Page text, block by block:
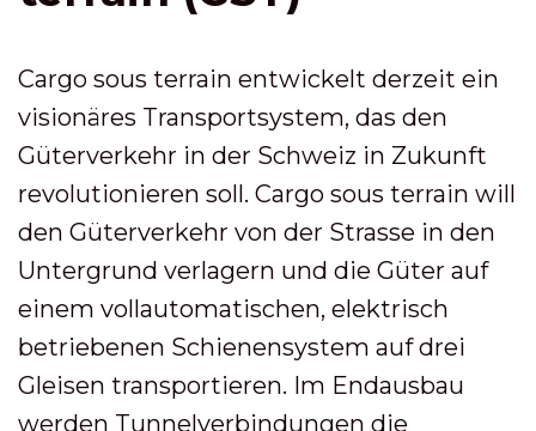
Cargo sous terrain entwickelt derzeit ein
visionäres Transportsystem, das den
Güterverkehr in der Schweiz in Zukunft
revolutionieren soll. Cargo sous terrain will
den Güterverkehr von der Strasse in den
Untergrund verlagern und die Güter auf
einem vollautomatischen, elektrisch
betriebenen Schienensystem auf drei
Gleisen transportieren. Im Endausbau
werden Tunnelverbindungen die